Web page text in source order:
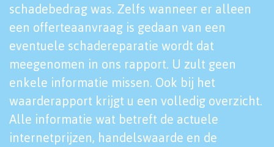
schadebedrag was. Zelfs wanneer er alleen
een offerteaanvraag is gedaan van een
eventuele schadereparatie wordt dat
meegenomen in ons rapport. U zult geen
enkele informatie missen. Ook bij het
waarderapport krijgt u een volledig overzicht.
Alle informatie wat betreft de actuele
internetprijzen, handelswaarde en de